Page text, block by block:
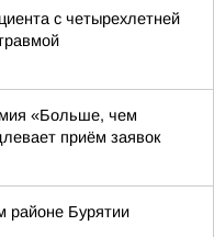
с четырехлетней
«Больше, чем
приём заявок
районе Бурятии